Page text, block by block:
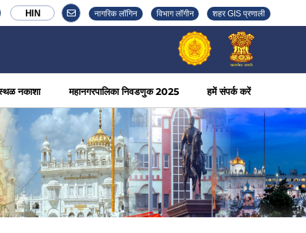
HIN नागरिक लॉगिन विभाग लॉगीन शहर GIS प्रणाली
नकाशा महानगरपालिका निवडणुक 2025 हमें संपर्क करें